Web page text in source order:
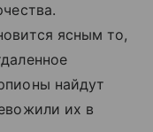
ясным то,
найдут
их в